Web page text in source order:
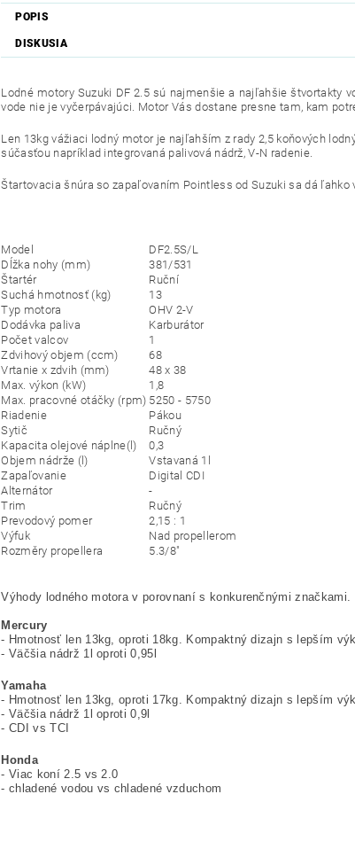
POPIS
DISKUSIA
Lodné motory Suzuki DF 2.5 sú najmenšie a najľahšie štvortakty
vode nie je vyčerpávajúci. Motor Vás dostane presne tam, kam
Len 13kg vážiaci lodný motor je najľahším z rady 2,5 koňových
súčasťou napríklad integrovaná palivová nádrž, V-N radenie.
Štartovacia šnúra so zapaľovaním Pointless od Suzuki sa dá
Model
DF2.5S/L
Dĺžka nohy (mm)
381/531
Štartér
Ruční
Suchá hmotnosť (kg)
13
Typ motora
OHV 2-V
Dodávka paliva
Karburátor
Počet valcov
1
Zdvihový objem (ccm)
68
Vrtanie x zdvih (mm)
48 x 38
Max. výkon (kW)
1,8
Max. pracovné otáčky (rpm) 5250 - 5750
Riadenie
Pákou
Sytič
Ručný
Kapacita olejové náplne(l)
0,3
Objem nádrže (l)
Vstavaná 1l
Zapaľovanie
Digital CDI
Alternátor
-
Trim
Ručný
Prevodový pomer
2,15 : 1
Výfuk
Nad propellerom
Rozměry propellera
5.3/8"
Výhody lodného motora v porovnaní s konkurenčnými značkami.
Mercury
- Hmotnosť len 13kg, oproti 18kg. Kompaktný dizajn s lepším
- Väčšia nádrž 1l oproti 0,95l
Yamaha
- Hmotnosť len 13kg, oproti 17kg. Kompaktný dizajn s lepším
- Väčšia nádrž 1l oproti 0,9l
- CDI vs TCI
Honda
- Viac koní 2.5 vs 2.0
- chladené vodou vs chladené vzduchom